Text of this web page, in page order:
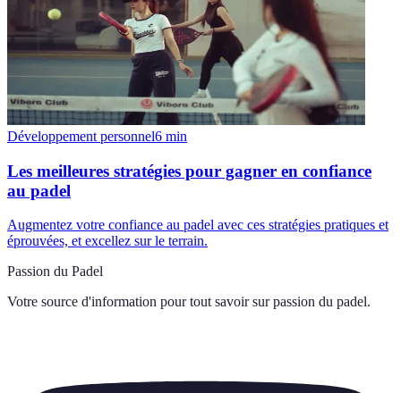
Développement personnel6 min
Les meilleures stratégies pour gagner en confiance
au padel
Augmentez votre confiance au padel avec ces stratégies pratiques et
éprouvées, et excellez sur le terrain.
Passion du Padel
Votre source d'information pour tout savoir sur passion du padel.